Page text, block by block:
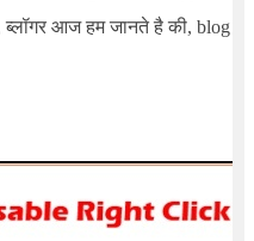
ब्लॉगर आज हम जानते है की, blog